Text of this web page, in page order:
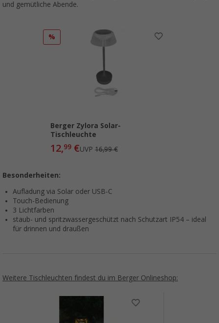
und gemütliche Abende.
%
Berger Zylora Solar-
Tischleuchte
12,99 €UVP 16,99 €
Besonderheiten:
Aufladung via Solar oder USB-C
Touch-Bedienung
3 Lichtfarben
staub- und spritzwassergeschützt nach Schutzart IP54 – ideal
für drinnen und draußen
Weitere Tischleuchten findest du im Berger Onlineshop: